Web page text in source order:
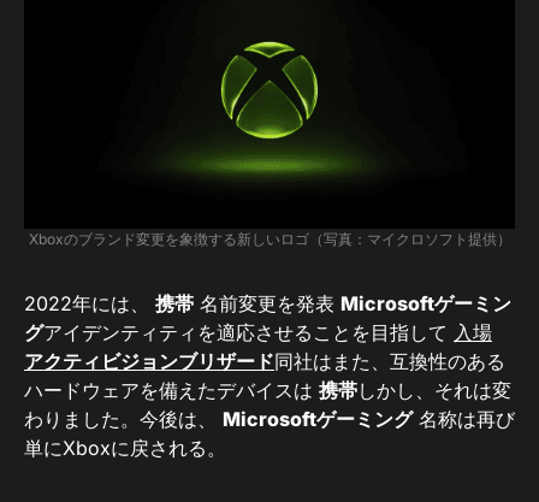
Xboxのブランド変更を象徴する新しいロゴ（写真：マイクロソフト提供）
2022年には、 携帯 名前変更を発表 Microsoftゲーミン
グアイデンティティを適応させることを目指して 入場
アクティビジョンブリザード同社はまた、互換性のある
ハードウェアを備えたデバイスは 携帯しかし、それは変
わりました。今後は、 Microsoftゲーミング名称は再び
単にXboxに戻される。